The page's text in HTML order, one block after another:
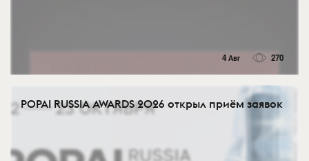
4 Авг 270
POPAI RUSSIA AWARDS 2026 открыл приём заявок